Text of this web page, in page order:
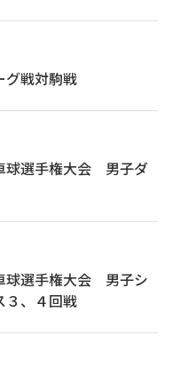
戦対駒戦
球選手権大会 男子ダ
球選手権大会 男子シ
３、４回戦